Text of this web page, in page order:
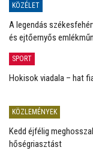
KÖZÉLET
A legendás
és ejtőernyős
SPORT
Hokisok viadala – hat
KÖZLEMÉNYEK
Kedd éjfélig
hőségriasztást